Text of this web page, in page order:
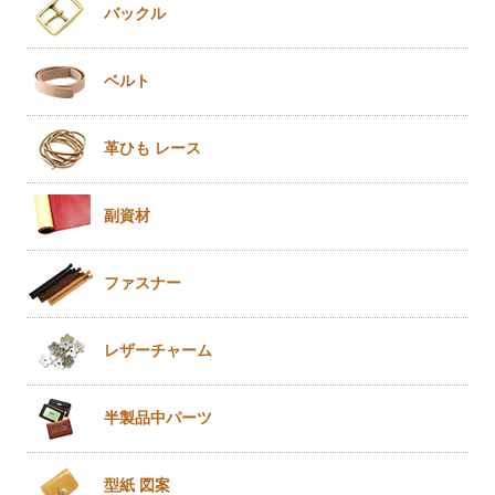
バックル
ベルト
革ひも レース
副資材
ファスナー
レザーチャーム
半製品中パーツ
型紙 図案